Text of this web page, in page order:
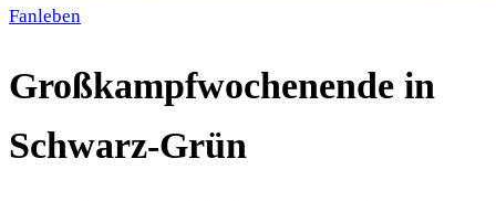
Fanleben
Großkampfwochenende in
Schwarz-Grün